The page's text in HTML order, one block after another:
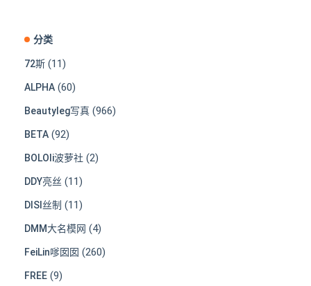
分类
72斯 (11)
ALPHA (60)
Beautyleg写真 (966)
BETA (92)
BOLOli波萝社 (2)
DDY亮丝 (11)
DISI丝制 (11)
DMM大名模网 (4)
FeiLin嗲囡囡 (260)
FREE (9)